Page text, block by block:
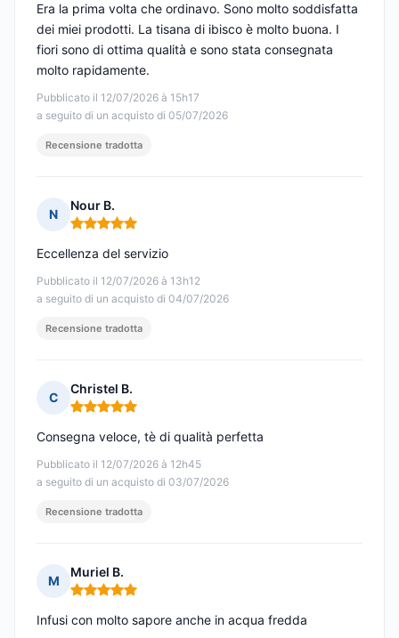
Pubblicato il 12/07/2026 à 15h17
a seguito di un acquisto di 05/07/2026
Era la prima volta che ordinavo. Sono molto soddisfatta
dei miei prodotti. La tisana di ibisco è molto buona. I
fiori sono di ottima qualità e sono stata consegnata
molto rapidamente.
Recensione tradotta
N
Nour B.
Nota: 5 su 5
Pubblicato il 12/07/2026 à 13h12
a seguito di un acquisto di 04/07/2026
Eccellenza del servizio
Recensione tradotta
C
Christel B.
Nota: 5 su 5
Pubblicato il 12/07/2026 à 12h45
a seguito di un acquisto di 03/07/2026
Consegna veloce, tè di qualità perfetta
Recensione tradotta
M
Muriel B.
Nota: 5 su 5
Infusi con molto sapore anche in acqua fredda